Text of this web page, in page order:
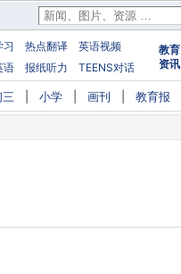
习 热点翻译
英语视频
语
报纸听力 TEENS对话
教育
资讯
小学 画刊 教育报